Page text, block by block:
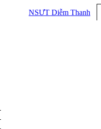
NSƯT Diễm Thanh